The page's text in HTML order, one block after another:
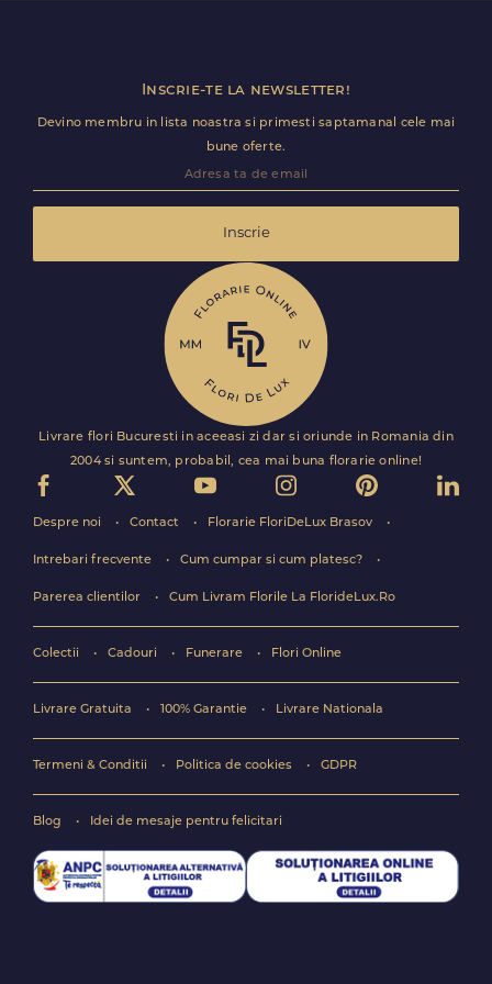
Inscrie-te la newsletter!
Devino membru in lista noastra si primesti saptamanal cele mai
bune oferte.
Inscrie
Livrare flori Bucuresti in aceeasi zi dar si oriunde in Romania din
2004 si suntem, probabil, cea mai buna florarie online!
Despre noi Contact Florarie FloriDeLux Brasov
Intrebari frecvente Cum cumpar si cum platesc?
Parerea clientilor Cum Livram Florile La FlorideLux.Ro
Colectii Cadouri Funerare Flori Online
Livrare Gratuita 100% Garantie Livrare Nationala
Termeni & Conditii Politica de cookies GDPR
Blog Idei de mesaje pentru felicitari